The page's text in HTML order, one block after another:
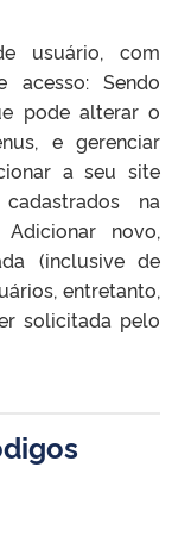
usuário, com
acesso: Sendo
pode alterar o
e gerenciar
a seu site
na
novo,
(inclusive de
entretanto,
solicitada pelo